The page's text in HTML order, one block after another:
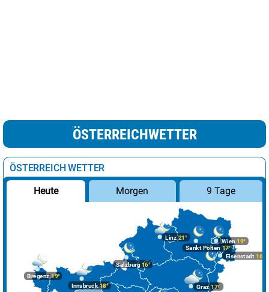
ÖSTERREICHWETTER
ÖSTERREICH WETTER
Heute Morgen 9 Tage
Bregenz19°
Graz17°
Innsbruck18°
Linz21°
Salzburg16°
Wien 19°
Eisenstadt 16°
Sankt Pölten 17°